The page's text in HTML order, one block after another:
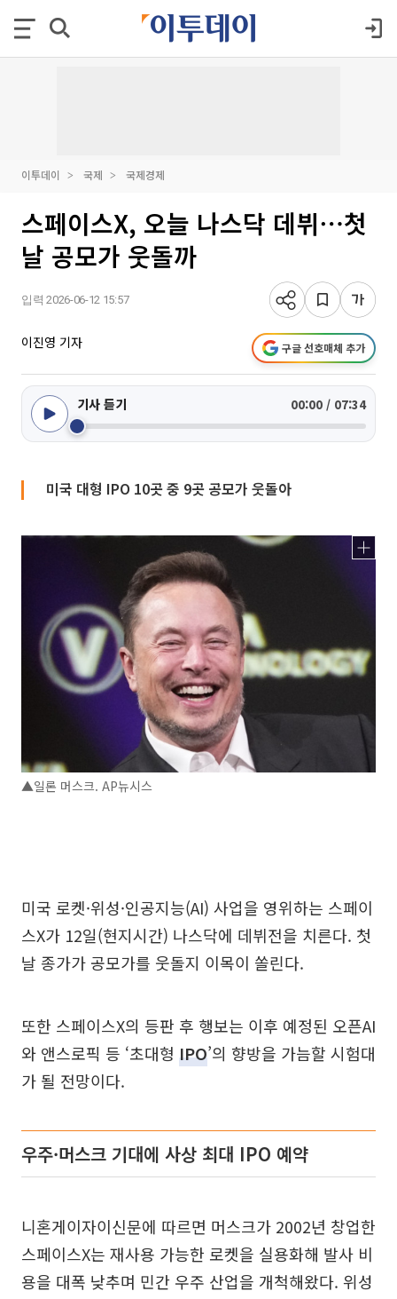
이투데이 국제 국제경제
스페이스X, 오늘 나스닥 데뷔⋯첫
날 공모가 웃돌까
입력 2026-06-12 15:57
이진영 기자 구글 선호매체 추가
기사 듣기 00:00 / 07:34
미국 대형 IPO 10곳 중 9곳 공모가 웃돌아
▲일론 머스크. AP뉴시스
미국 로켓·위성·인공지능(AI) 사업을 영위하는 스페이
스X가 12일(현지시간) 나스닥에 데뷔전을 치른다. 첫
날 종가가 공모가를 웃돌지 이목이 쏠린다.
또한 스페이스X의 등판 후 행보는 이후 예정된 오픈AI
와 앤스로픽 등 ‘초대형 IPO’의 향방을 가늠할 시험대
가 될 전망이다.
우주·머스크 기대에 사상 최대 IPO 예약
니혼게이자이신문에 따르면 머스크가 2002년 창업한
스페이스X는 재사용 가능한 로켓을 실용화해 발사 비
용을 대폭 낮추며 민간 우주 산업을 개척해왔다. 위성